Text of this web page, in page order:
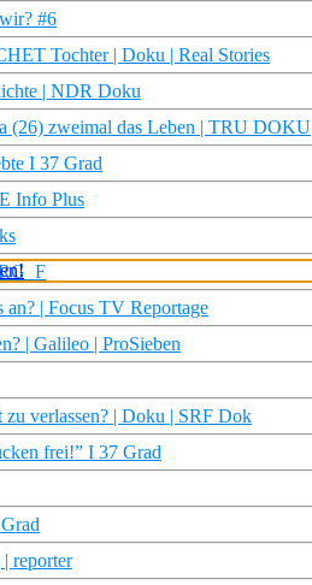
#6
Tochter | Doku | Real Stories
| NDR Doku
(26) zweimal das Leben | TRU DOKU
I 37 Grad
Info Plus
| Focus TV Reportage
| Galileo | ProSieben
verlassen? | Doku | SRF Dok
frei!” I 37 Grad
reporter